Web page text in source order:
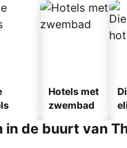
Hotels met
zwembad
in de buurt van